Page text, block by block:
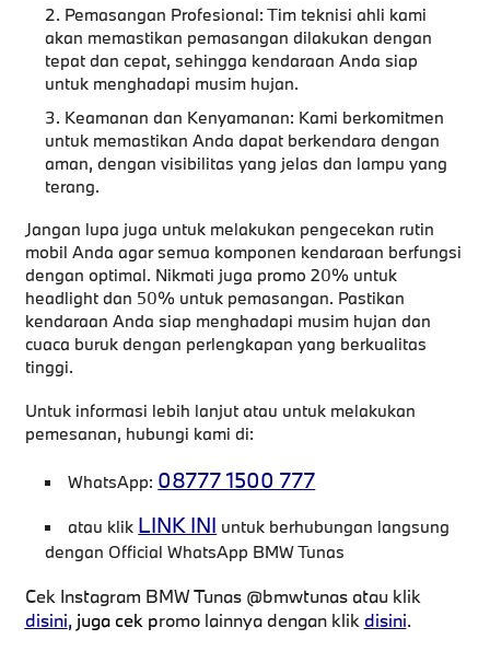
Pemasangan Profesional: Tim teknisi ahli kami
akan memastikan pemasangan dilakukan dengan
tepat dan cepat, sehingga kendaraan Anda siap
untuk menghadapi musim hujan.
Keamanan dan Kenyamanan: Kami berkomitmen
untuk memastikan Anda dapat berkendara dengan
aman, dengan visibilitas yang jelas dan lampu yang
terang.
Jangan lupa juga untuk melakukan pengecekan rutin
mobil Anda agar semua komponen kendaraan berfungsi
dengan optimal. Nikmati juga promo 20% untuk
headlight dan 50% untuk pemasangan. Pastikan
kendaraan Anda siap menghadapi musim hujan dan
cuaca buruk dengan perlengkapan yang berkualitas
tinggi.
Untuk informasi lebih lanjut atau untuk melakukan
pemesanan, hubungi kami di:
WhatsApp: 08777 1500 777
atau klik LINK INI untuk berhubungan langsung
dengan Official WhatsApp BMW Tunas
Cek Instagram BMW Tunas @bmwtunas atau klik
disini, juga cek promo lainnya dengan klik disini.